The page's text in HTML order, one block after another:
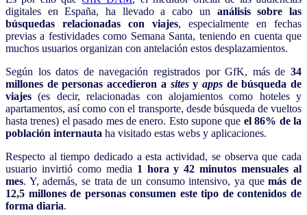
digitales en España, ha llevado a cabo un análisis sobre las
búsquedas relacionadas con viajes, especialmente en fechas
previas a festividades como Semana Santa, teniendo en cuenta que
muchos usuarios organizan con antelación estos desplazamientos.
Según los datos de navegación registrados por GfK, más de 34
millones de personas accedieron a sitesy appsde búsqueda de
viajes (es decir, relacionadas con alojamientos como hoteles y
apartamentos, así como con el transporte, desde búsqueda de vueltos
hasta trenes) el pasado mes de enero. Esto supone que el 86% de la
población internauta ha visitado estas webs y aplicaciones.
Respecto al tiempo dedicado a esta actividad, se observa que cada
usuario invirtió como media 1 hora y 42 minutos mensuales al
mes. Y, además, se trata de un consumo intensivo, ya quemás de
12,5 millones de personas consumen este tipo de contenidos de
forma diaria.